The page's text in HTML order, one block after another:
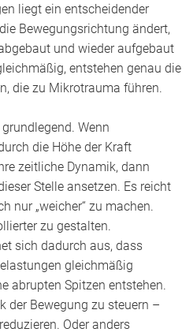
liegt ein entscheidender
Bewegungsrichtung ändert,
und wieder aufgebaut
entstehen genau die
die zu Mikrotrauma führen.
Wenn
die Höhe der Kraft
zeitliche Dynamik, dann
Stelle ansetzen. Es reicht
nur „weicher“ zu machen.
zu gestalten.
sich dadurch aus, dass
gleichmäßig
abrupten Spitzen entstehen.
der Bewegung zu steuern –
Oder anders